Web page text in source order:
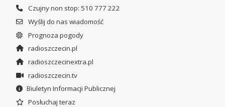
Czujny non stop: 510 777 222
Wyślij do nas wiadomość
Prognoza pogody
radioszczecin.pl
radioszczecinextra.pl
radioszczecin.tv
Biuletyn Informacji Publicznej
Posłuchaj teraz